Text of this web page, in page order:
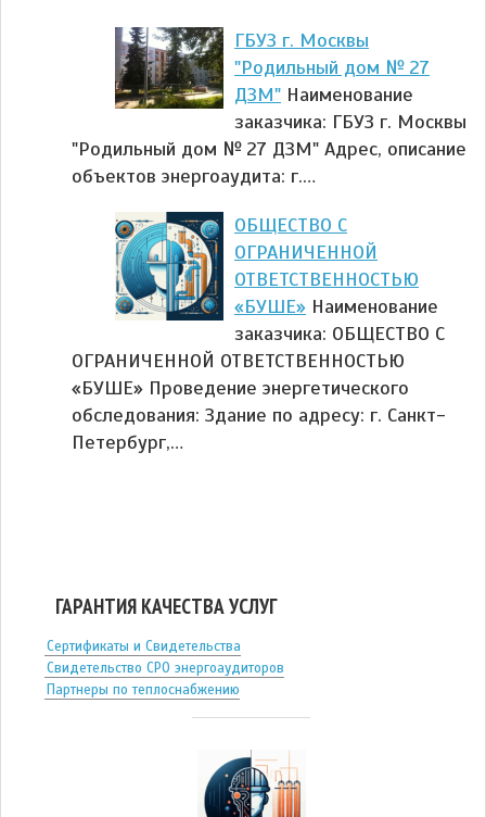
ГБУЗ г. Москвы
"Родильный дом № 27
ДЗМ" Наименование
заказчика: ГБУЗ г. Москвы
"Родильный дом № 27 ДЗМ" Адрес, описание
объектов энергоаудита: г.…
ОБЩЕСТВО С
ОГРАНИЧЕННОЙ
ОТВЕТСТВЕННОСТЬЮ
«БУШЕ» Наименование
заказчика: ОБЩЕСТВО С
ОГРАНИЧЕННОЙ ОТВЕТСТВЕННОСТЬЮ
«БУШЕ» Проведение энергетического
обследования: Здание по адресу: г. Санкт-
Петербург,…
ГАРАНТИЯ КАЧЕСТВА УСЛУГ
Сертификаты и Свидетельства
Свидетельство СРО энергоаудиторов
Партнеры по теплоснабжению